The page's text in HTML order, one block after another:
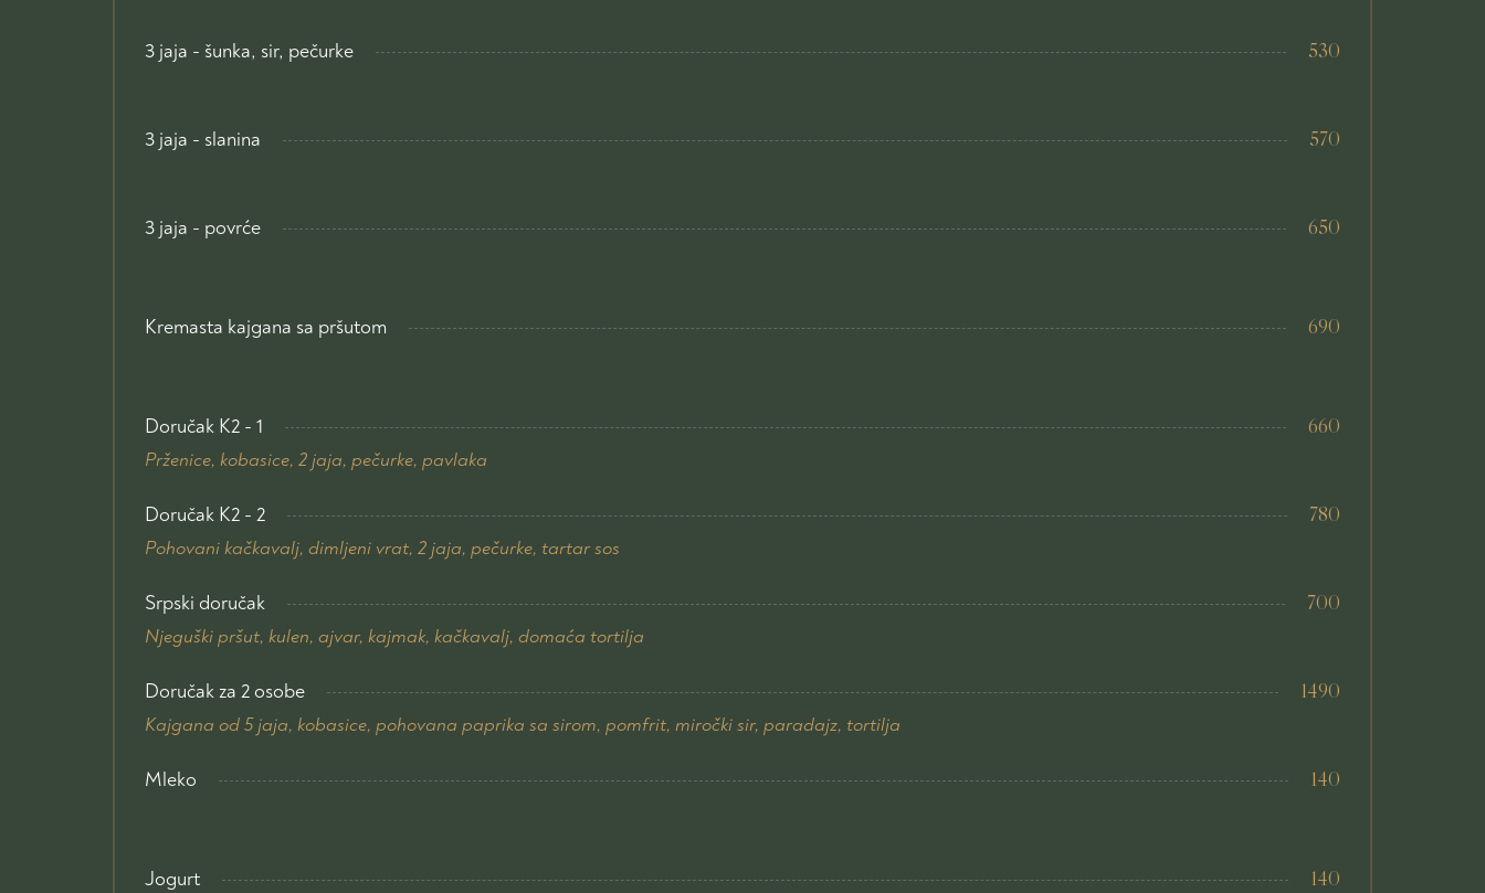
3 jaja - šunka, sir, pečurke 530
3 jaja - slanina 570
3 jaja - povrće 650
Kremasta kajgana sa pršutom 690
Doručak K2 - 1 660
Prženice, kobasice, 2 jaja, pečurke, pavlaka
Doručak K2 - 2 780
Pohovani kačkavalj, dimljeni vrat, 2 jaja, pečurke, tartar sos
Srpski doručak 700
Njeguški pršut, kulen, ajvar, kajmak, kačkavalj, domaća tortilja
Doručak za 2 osobe 1490
Kajgana od 5 jaja, kobasice, pohovana paprika sa sirom, pomfrit, miročki sir, paradajz, tortilja
Mleko 140
Jogurt 140